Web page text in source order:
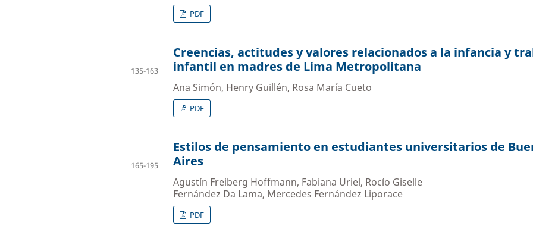
PDF
Creencias, actitudes y valores relacionados a la infancia y
infantil en madres de Lima Metropolitana
Ana Simón, Henry Guillén, Rosa María Cueto
135-163
PDF
Estilos de pensamiento en estudiantes universitarios de
Aires
Agustín Freiberg Hoffmann, Fabiana Uriel, Rocío Giselle
Fernández Da Lama, Mercedes Fernández Liporace
165-195
PDF